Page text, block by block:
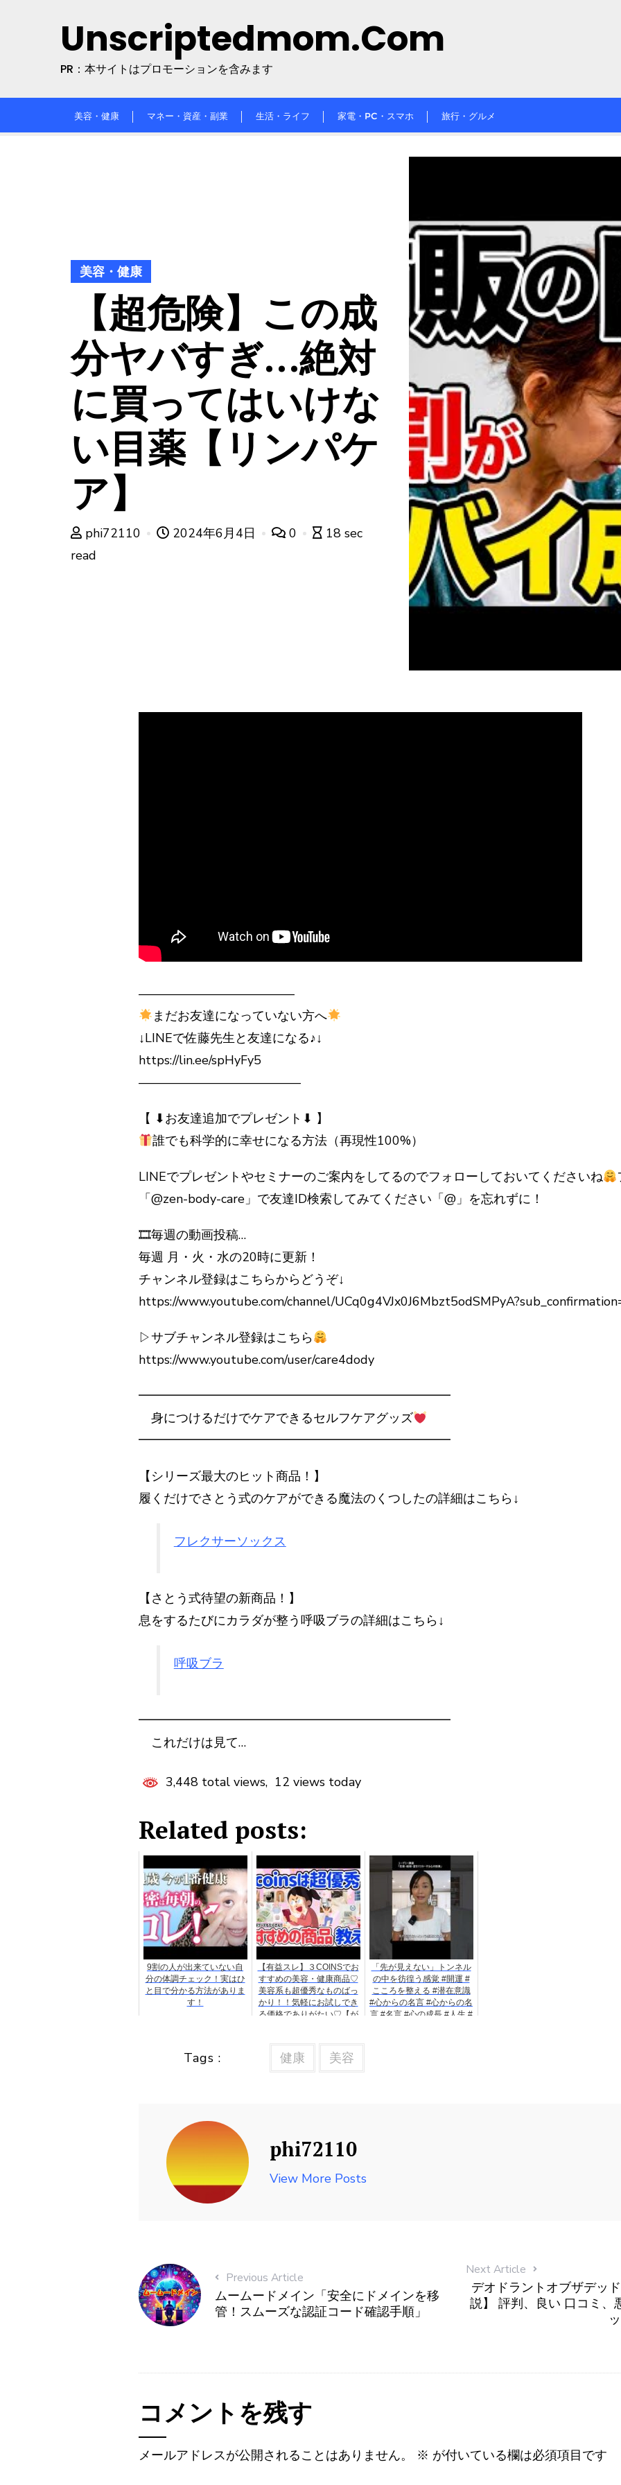
Unscriptedmom.com
PR：本サイトはプロモーションを含みます
美容・健康 マネー・資産・副業 生活・ライフ 家電・PC・スマホ 旅行・グルメ
美容・健康
【超危険】この成
分ヤバすぎ…絶対
に買ってはいけな
い目薬【リンパケ
ア】
phi72110 2024年6月4日 0
18 sec
read
————————————–
まだお友達になっていない方へ
↓LINEで佐藤先生と友達になる♪↓
https://lin.ee/spHyFy5
—————————————
【 ⬇︎お友達追加でプレゼント⬇︎ 】
誰でも科学的に幸せになる方法（再現性100%）
LINEでプレゼントやセミナーのご案内をしてるのでフォローしておいてくださいね
「@zen-body-care」で友達ID検索してみてください「@」を忘れずに！
🎞毎週の動画投稿…
毎週 月・火・水の20時に更新！
チャンネル登録はこちらからどうぞ↓
https://www.youtube.com/channel/
▷サブチャンネル登録はこちら
https://www.youtube.com/user/care4dody
━━━━━━━━━━━━━━━━━━━━━━━━━
身につけるだけでケアできるセルフケアグッズ
━━━━━━━━━━━━━━━━━━━━━━━━━
【シリーズ最大のヒット商品！】
履くだけでさとう式のケアができる魔法のくつしたの詳細はこちら↓
フレクサーソックス
【さとう式待望の新商品！】
息をするたびにカラダが整う呼吸ブラの詳細はこちら↓
呼吸ブラ
━━━━━━━━━━━━━━━━━━━━━━━━━
これだけは見て…
3,448 total views, 12 views today
Related posts:
9割の人が出来ていない自
分の体調チェック！実はひ
と目で分かる方法がありま
す！
【有益スレ】３COINSでお
すすめの美容・健康商品♡
美容系も超優秀なものばっ
かり！！気軽にお試しでき
る価格でありがたい♡【が
「先が見えない」トンネル
の中を彷徨う感覚 #開運 #
こころを整える #潜在意識
#心からの名言 #心からの名
言 #名言 #心の成長 #人生 #
Tags : 健康 美容
phi72110
View More Posts
Previous Article
ムームードメイン「安全にドメインを移
管！スムーズな認証コード確認手順」
Next Article
デオドラントオブザデッ
説】 評判、良い 口コミ、
コメントを残す
メールアドレスが公開されることはありません。 ※ が付いている欄は必須項目です